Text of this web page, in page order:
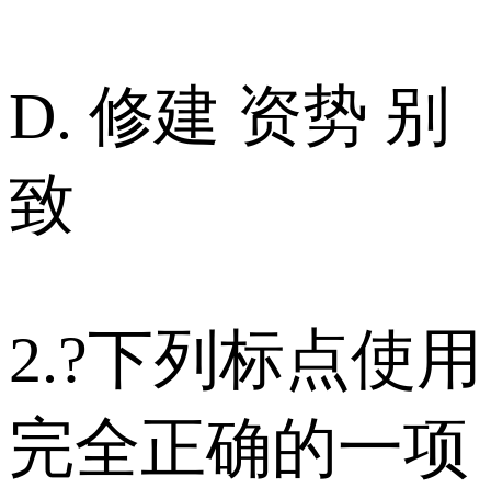
D. 修建 资势 别
致
2.?下列标点使用
完全正确的一项